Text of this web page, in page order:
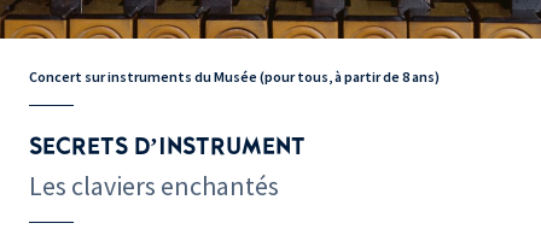
Concert sur instruments du Musée (pour tous, à partir de 8 ans)
SECRETS D’INSTRUMENT
Les claviers enchantés